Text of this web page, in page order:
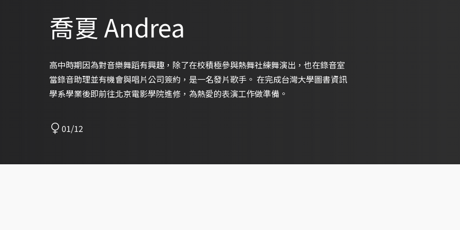
喬夏 Andrea
高中時期因為對音樂舞蹈有興趣，除了在校積極參與熱舞社練舞演出，也在錄音室
當錄音助理並有機會與唱片公司簽約，是一名發片歌手。 在完成台灣大學圖書資訊
學系學業後即前往北京電影學院進修，為熱愛的表演工作做準備。
01/12